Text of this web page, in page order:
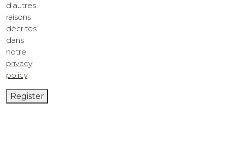
d’autres
raisons
décrites
dans
notre
privacy
policy.
Register